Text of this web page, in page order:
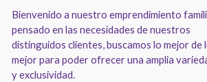
Bienvenido a nuestro emprendimiento
pensado en las necesidades de nuestros
distinguidos clientes, buscamos lo mejor de
mejor para poder ofrecer una amplia
y exclusividad.